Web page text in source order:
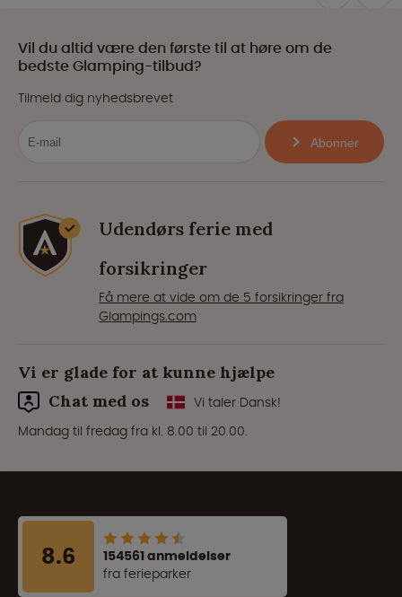
Vil du altid være den første til at høre om de
bedste Glamping-tilbud?
Tilmeld dig nyhedsbrevet
Abonner
Udendørs ferie med
forsikringer
Få mere at vide om de 5 forsikringer fra
Glampings.com
Vi er glade for at kunne hjælpe
Chat med os
Vi taler Dansk!
Mandag til fredag fra kl. 8.00 til 20.00.
8.6
154561 anmeldelser
fra ferieparker